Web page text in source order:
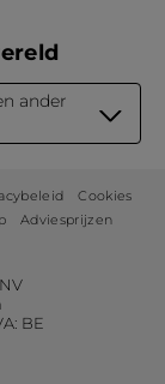
ander
Cookies
Adviesprijzen
BE